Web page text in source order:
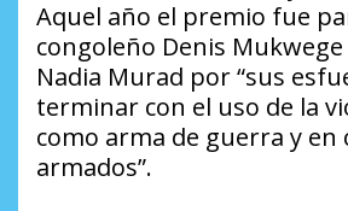
Aquel año el premio fue
congoleño Denis
Nadia Murad por “sus
terminar con el uso de la
como arma de guerra y en
armados”.